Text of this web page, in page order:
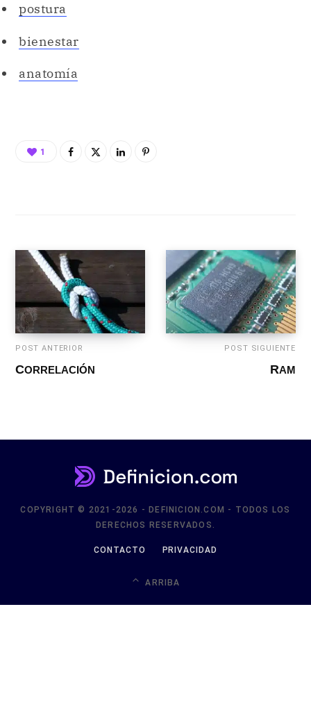
postura
bienestar
anatomía
1
POST ANTERIOR
CORRELACIÓN
POST SIGUIENTE
RAM
COPYRIGHT © 2021-2026 - DEFINICION.COM - TODOS LOS
DERECHOS RESERVADOS.
CONTACTO PRIVACIDAD
ARRIBA